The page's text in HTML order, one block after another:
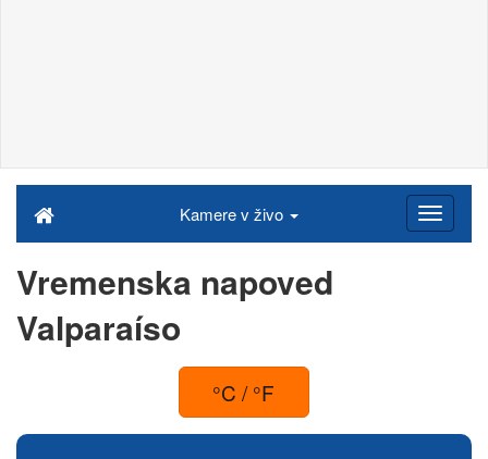
Kamere v živo
Vremenska napoved
Valparaíso
°C / °F